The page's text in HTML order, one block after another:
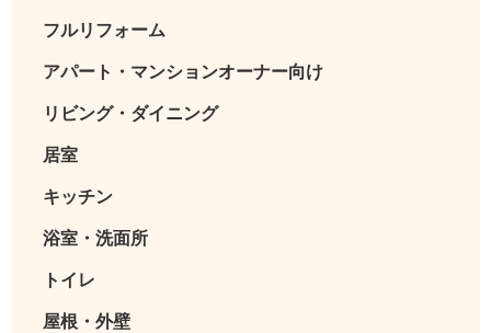
フルリフォーム
アパート・マンションオーナー向け
リビング・ダイニング
居室
キッチン
浴室・洗面所
トイレ
屋根・外壁